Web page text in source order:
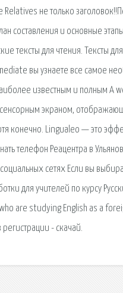
Relatives не только
составления и основные
тексты для чтения. Тексты
вы узнаете все самое
известным и полным
экраном,
конечно. Lingualeo — это
телефон Реацентра в
сетях Если вы
для учителей по курсу
are studying English as a
- скачай.